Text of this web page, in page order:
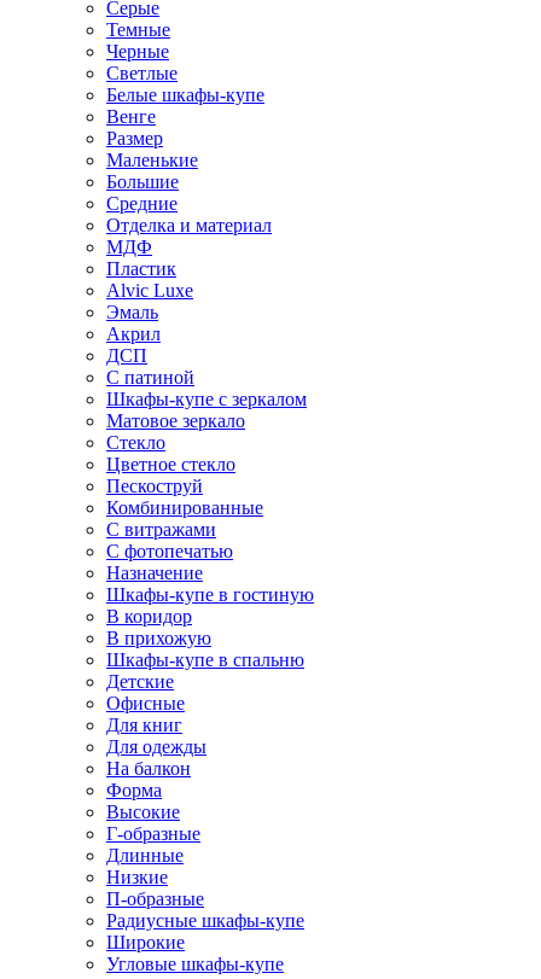
Серые
Темные
Черные
Светлые
Белые шкафы-купе
Венге
Размер
Маленькие
Большие
Средние
Отделка и материал
МДФ
Пластик
Alvic Luxe
Эмаль
Акрил
ДСП
С патиной
Шкафы-купе с зеркалом
Матовое зеркало
Стекло
Цветное стекло
Пескоструй
Комбинированные
С витражами
С фотопечатью
Назначение
Шкафы-купе в гостиную
В коридор
В прихожую
Шкафы-купе в спальню
Детские
Офисные
Для книг
Для одежды
На балкон
Форма
Высокие
Г-образные
Длинные
Низкие
П-образные
Радиусные шкафы-купе
Широкие
Угловые шкафы-купе